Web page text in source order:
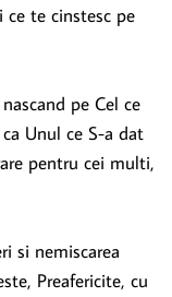
ce te cinstesc pe
pe Cel ce
Unul ce S-a dat
pentru cei multi,
si nemiscarea
Preafericite, cu